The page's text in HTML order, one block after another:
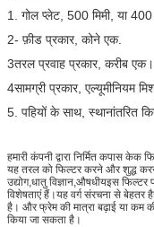
1. गोल प्लेट, 500 मिमी, या 400
2- फ़ीड प्रकार, कोने एक.
3तरल प्रवाह प्रकार, करीब एक।
4सामग्री प्रकार, एल्यूमीनियम
5. पहियों के साथ, स्थानांतरित
हमारी कंपनी द्वारा निर्मित कपास
यह तरल को फिल्टर करने और शुद्ध
उद्योग,धातु विज्ञान,औषधीयइस
विशेषताएं हैं।यह वर्ग संरचना से बेहतर
है। और फ्रेम की मात्रा बढ़ाई या कम
किया जा सकता है।